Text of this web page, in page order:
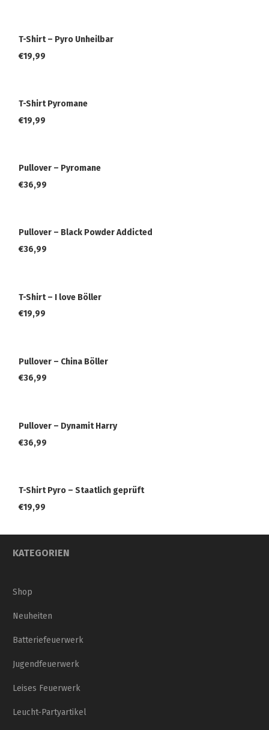
T-Shirt – Pyro Unheilbar
€19,99
T-Shirt Pyromane
€19,99
Pullover – Pyromane
€36,99
Pullover – Black Powder Addicted
€36,99
T-Shirt – I love Böller
€19,99
Pullover – China Böller
€36,99
Pullover – Dynamit Harry
€36,99
T-Shirt Pyro – Staatlich geprüft
€19,99
KATEGORIEN
Shop
Neuheiten
Batteriefeuerwerk
Jugendfeuerwerk
Leises Feuerwerk
Leucht-Partyartikel